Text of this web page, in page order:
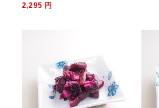
2,295 円